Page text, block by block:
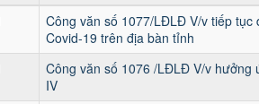
Công văn số 1077/LĐLĐ V/v tiếp tục
Covid-19 trên địa bàn tỉnh
Công văn số 1076 /LĐLĐ V/v hưởng
IV